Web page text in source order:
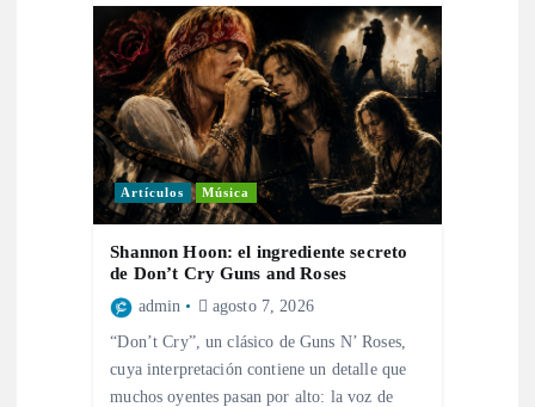
Artículos Música
Shannon Hoon: el ingrediente secreto
de Don’t Cry Guns and Roses
admin agosto 7, 2026
“Don’t Cry”, un clásico de Guns N’ Roses,
cuya interpretación contiene un detalle que
muchos oyentes pasan por alto: la voz de